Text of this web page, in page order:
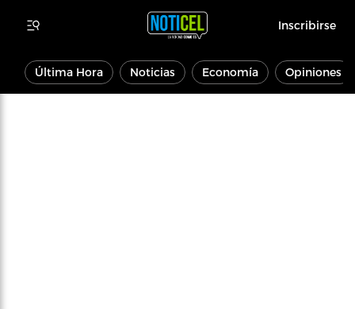
Inscribirse
Última Hora Noticias Economía Opiniones